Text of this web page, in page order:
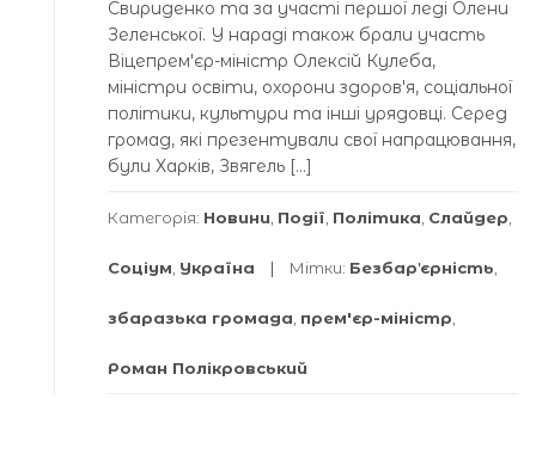
Свириденко та за участі першої леді Олени
Зеленської. У нараді також брали участь
Віцепремʼєр-міністр Олексій Кулеба,
міністри освіти, охорони здоровʼя, соціальної
політики, культури та інші урядовці. Серед
громад, які презентували свої напрацювання,
були Харків, Звягель […]
Категорія: Новини Події Політика Слайдер
Соціум Україна Мітки: Безбарʼєрність
збаразька громада прем'єр-міністр
Роман Полікровський